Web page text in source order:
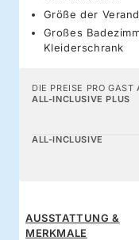
Größe der
Großes
Kleiderschrank
DIE PREISE PRO GAST
ALL-INCLUSIVE PLUS
ALL-INCLUSIVE
AUSSTATTUNG &
MERKMALE